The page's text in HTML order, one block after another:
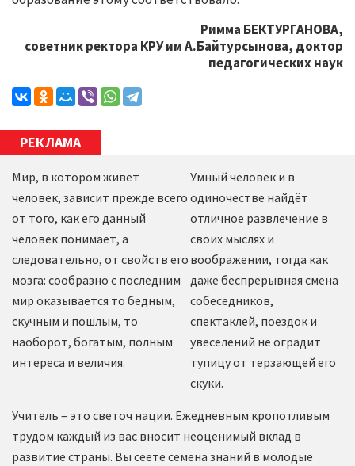
Римма БЕКТУРГАНОВА,
советник ректора КРУ им А.Байтурсынова, доктор
педагогических наук
РЕКЛАМА
Мир, в котором живет
человек, зависит прежде всего
от того, как его данный
человек понимает, а
следовательно, от свойств его
мозга: сообразно с последним
мир оказывается то бедным,
скучным и пошлым, то
наоборот, богатым, полным
интереса и величия.
Умный человек и в
одиночестве найдёт
отличное развлечение в
своих мыслях и
воображении, тогда как
даже беспрерывная смена
собеседников,
спектаклей, поездок и
увеселений не оградит
тупицу от терзающей его
скуки.
Учитель – это светоч нации. Ежедневным кропотливым
трудом каждый из вас вносит неоценимый вклад в
развитие страны. Вы сеете семена знаний в молодые